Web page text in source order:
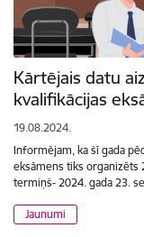
Kārtējais datu
kvalifikācijas
19.08.2024.
Informējam, ka šī gada
eksāmens tiks organizēts
termiņš- 2024. gada 23.
Jaunumi